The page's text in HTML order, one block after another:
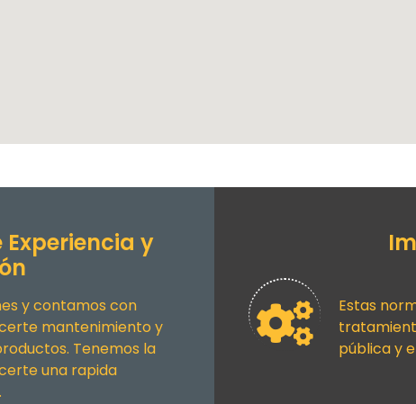
Experiencia y
y contamos con
mantenimiento y
Tenemos la
una rapida
Estas
pública y